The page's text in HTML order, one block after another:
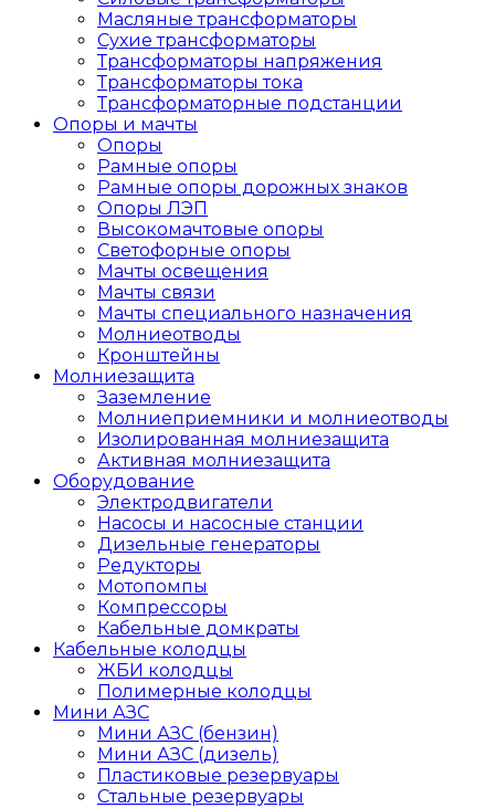
Масляные трансформаторы
Сухие трансформаторы
Трансформаторы напряжения
Трансформаторы тока
Трансформаторные подстанции
Опоры и мачты
Опоры
Рамные опоры
Рамные опоры дорожных знаков
Опоры ЛЭП
Высокомачтовые опоры
Светофорные опоры
Мачты освещения
Мачты связи
Мачты специального назначения
Молниеотводы
Кронштейны
Молниезащита
Заземление
Молниеприемники и молниеотводы
Изолированная молниезащита
Активная молниезащита
Оборудование
Электродвигатели
Насосы и насосные станции
Дизельные генераторы
Редукторы
Мотопомпы
Компрессоры
Кабельные домкраты
Кабельные колодцы
ЖБИ колодцы
Полимерные колодцы
Мини АЗС
Мини АЗС (бензин)
Мини АЗС (дизель)
Пластиковые резервуары
Стальные резервуары